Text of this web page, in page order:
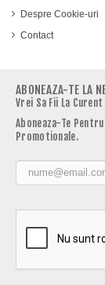
Despre Cookie-uri
Contact
ABONEAZA-TE LA
Vrei Sa Fii La
Aboneaza-Te
Promotionale.